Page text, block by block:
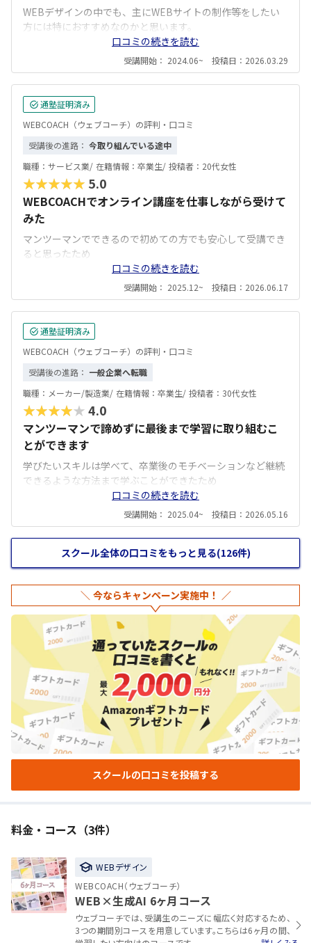
WEBデザインの中でも、主にWEBサイトの制作等をしたい
方には特におすすめなのかと思います。
口コミの続きを読む
受講開始： 2024.06~ 投稿日：2026.03.29
通塾証明済み
WEBCOACH（ウェブコーチ）の評判・口コミ
受講後の進路： 今取り組んでいる途中
職種： サービス業/ 在籍情報： 卒業生/ 投稿者： 20代女性
★★★★★ 5.0
WEBCOACHでオンライン講座を仕事しながら受けて
みた
マンツーマンでできるので初めての方でも安心して受講でき
ると思ったため
口コミの続きを読む
受講開始： 2025.12~ 投稿日：2026.06.17
通塾証明済み
WEBCOACH（ウェブコーチ）の評判・口コミ
受講後の進路： 一般企業へ転職
職種： メーカー/製造業/ 在籍情報： 卒業生/ 投稿者： 30代女性
★★★★★4.0
マンツーマンで諦めずに最後まで学習に取り組むこ
とができます
学びたいスキルは学べて、卒業後のモチベーションなど継続
できるような方法まで学ぶことができたため
口コミの続きを読む
受講開始： 2025.04~ 投稿日：2026.05.16
スクール全体の口コミをもっと見る(126件)
今ならキャンペーン実施中！
スクールの口コミを投稿する
料金・コース（3件）
WEBデザイン
WEBCOACH（ウェブコーチ）
WEB×生成AI 6ヶ月コース
ウェブコーチでは、受講生のニーズに幅広く対応するため、
3つの期間別コースを用意しています。こちらは6ヶ月の間、